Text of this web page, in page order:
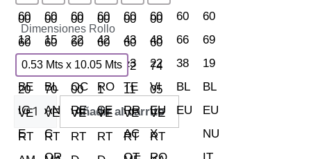
Dimensiones Rollo
0.53 Mts x 10.05 Mts
Añadir al carrito